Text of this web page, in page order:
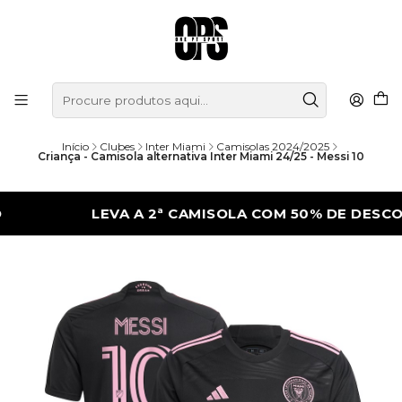
Início Clubes Inter Miami Camisolas 2024/2025
Criança - Camisola alternativa Inter Miami 24/25 - Messi 10
LEVA A 2ª CAMISOLA COM 50% DE DESCONTO